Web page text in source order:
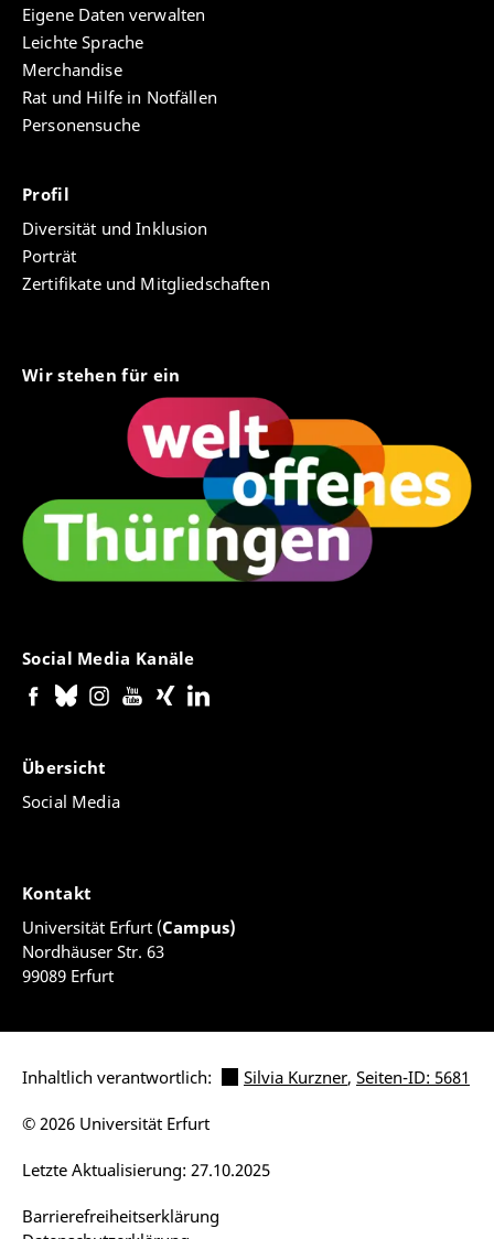
Eigene Daten verwalten
Leichte Sprache
Merchandise
Rat und Hilfe in Notfällen
Personensuche
Profil
Diversität und Inklusion
Porträt
Zertifikate und Mitgliedschaften
Wir stehen für ein
Social Media Kanäle
Übersicht
Social Media
Kontakt
Universität Erfurt (Campus)
Nordhäuser Str. 63
99089 Erfurt
Inhaltlich verantwortlich: Silvia Kurzner, Seiten-ID: 5681
Barrierefreiheitserklärung
Letzte Aktualisierung: 27.10.2025
© 2026 Universität Erfurt